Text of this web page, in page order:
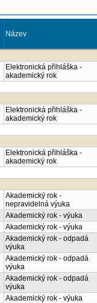
Název
Elektronická přihláška -
akademický rok
Elektronická přihláška -
akademický rok
Elektronická přihláška -
akademický rok
Akademický rok -
nepravidelná výuka
Akademický rok - výuka
Akademický rok - výuka
Akademický rok - odpadá
výuka
Akademický rok - odpadá
výuka
Akademický rok - odpadá
výuka
Akademický rok - výuka